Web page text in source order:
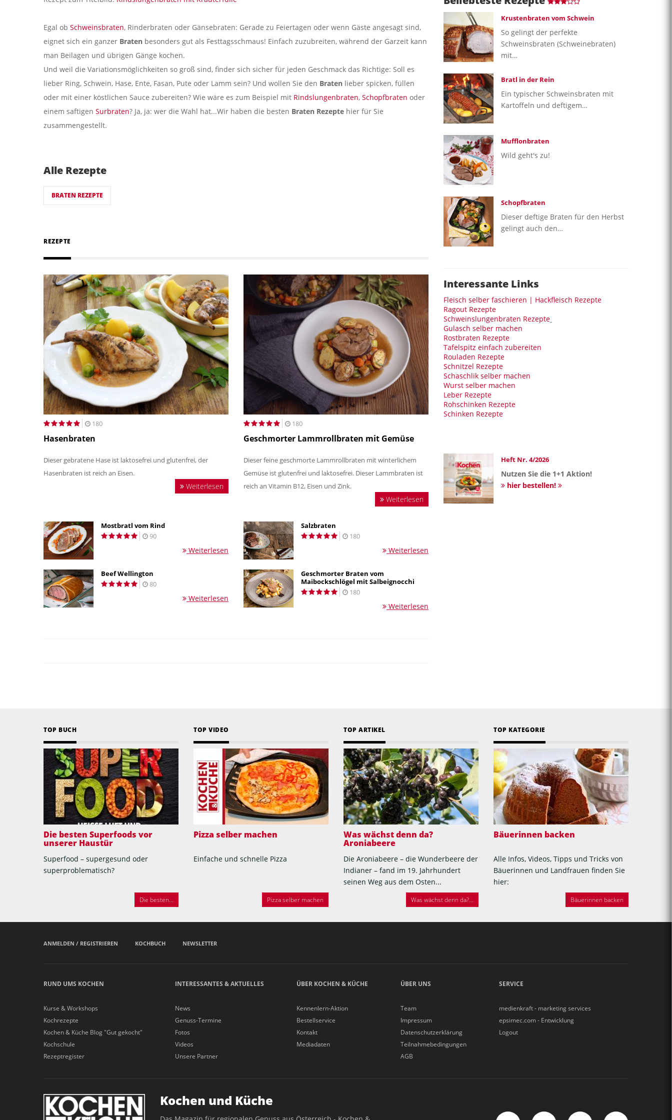
Egal ob Schweinsbraten, Rinderbraten oder Gänsebraten: Gerade zu Feiertagen oder wenn Gäste angesagt sind,
eignet sich ein ganzer Braten besonders gut als Festtagsschmaus! Einfach zuzubreiten, während der Garzeit kann
man Beilagen und übrigen Gänge kochen.
Und weil die Variationsmöglichkeiten so groß sind, finder sich sicher für jeden Geschmack das Richtige: Soll es
lieber Ring, Schwein, Hase, Ente, Fasan, Pute oder Lamm sein? Und wollen Sie den Braten lieber spicken, füllen
oder mit einer köstlichen Sauce zubereiten? Wie wäre es zum Beispiel mit Rindslungenbraten, Schopfbraten oder
einem saftigen Surbraten? Ja, ja: wer die Wahl hat...Wir haben die besten Braten Rezepte hier für Sie
zusammengestellt.
Alle Rezepte
BRATEN REZEPTE
REZEPTE
180
Hasenbraten
Dieser gebratene Hase ist laktosefrei und glutenfrei, der
Hasenbraten ist reich an Eisen.
Weiterlesen
180
Geschmorter Lammrollbraten mit Gemüse
Dieser feine geschmorte Lammrollbraten mit winterlichem
Gemüse ist glutenfrei und laktosefrei. Dieser Lammbraten ist
reich an Vitamin B12, Eisen und Zink.
Weiterlesen
Mostbratl vom Rind
90
Weiterlesen
Salzbraten
180
Weiterlesen
Beef Wellington
80
Weiterlesen
Geschmorter Braten vom
Maibockschlögel mit Salbeignocchi
180
Weiterlesen
Krustenbraten vom Schwein
So gelingt der perfekte
Schweinsbraten (Schweinebraten)
mit…
Bratl in der Rein
Ein typischer Schweinsbraten mit
Kartoffeln und deftigem…
Mufflonbraten
Wild geht's zu!
Schopfbraten
Dieser deftige Braten für den Herbst
gelingt auch den…
Interessante Links
Fleisch selber faschieren | Hackfleisch Rezepte
Ragout Rezepte
Schweinslungenbraten Rezepte
Gulasch selber machen
Rostbraten Rezepte
Tafelspitz einfach zubereiten
Rouladen Rezepte
Schnitzel Rezepte
Schaschlik selber machen
Wurst selber machen
Leber Rezepte
Rohschinken Rezepte
Schinken Rezepte
Heft Nr. 4/2026
Nutzen Sie die 1+1 Aktion!
hier bestellen!
TOP BUCH
Die besten Superfoods vor
unserer Haustür
Superfood – supergesund oder
superproblematisch?
Die besten...
TOP VIDEO
Pizza selber machen
Einfache und schnelle Pizza
Pizza selber machen
TOP ARTIKEL
Was wächst denn da?
Aroniabeere
Die Aroniabeere – die Wunderbeere der
Indianer – fand im 19. Jahrhundert
seinen Weg aus dem Osten...
Was wächst denn da?...
TOP KATEGORIE
Bäuerinnen backen
Alle Infos, Videos, Tipps und Tricks von
Bäuerinnen und Landfrauen finden Sie
hier:
Bäuerinnen backen
ANMELDEN / REGISTRIEREN KOCHBUCH NEWSLETTER
RUND UMS KOCHEN
Kurse & Workshops
Kochrezepte
Kochen & Küche Blog "Gut gekocht"
Kochschule
Rezeptregister
INTERESSANTES & AKTUELLES
News
Genuss-Termine
Fotos
Videos
Unsere Partner
ÜBER KOCHEN & KÜCHE
Kennenlern-Aktion
Bestellservice
Kontakt
Mediadaten
ÜBER UNS
Team
Impressum
Datenschutzerklärung
Teilnahmebedingungen
AGB
SERVICE
medienkraft - marketing services
epsimec.com - Entwicklung
Logout
Kochen und Küche